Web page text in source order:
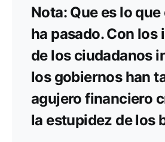
Nota: Que es lo
ha pasado. Con los
de los ciudadanos
los gobiernos han
agujero financiero
la estupidez de los